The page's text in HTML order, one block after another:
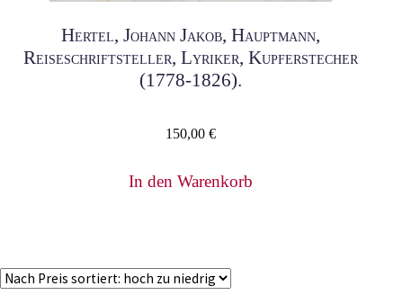
Hertel, Johann Jakob, Hauptmann,
Reiseschriftsteller, Lyriker, Kupferstecher
(1778-1826).
150,00 €
In den Warenkorb